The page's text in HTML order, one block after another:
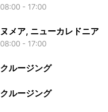
08:00 - 17:00
ヌメア, ニューカレドニア
08:00 - 17:00
クルージング
クルージング